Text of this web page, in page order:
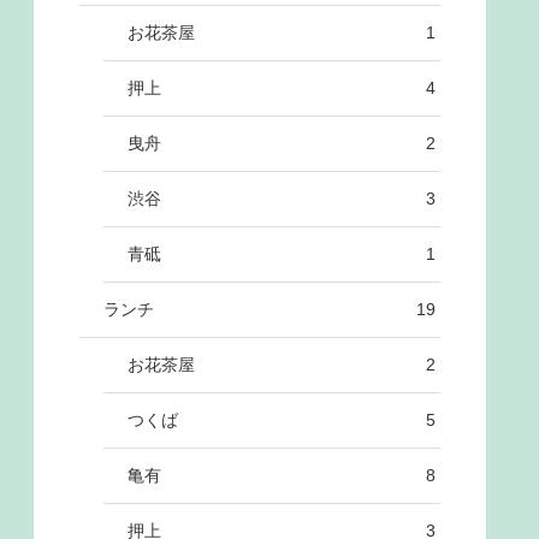
お花茶屋 1
押上 4
曳舟 2
渋谷 3
青砥 1
ランチ 19
お花茶屋 2
つくば 5
亀有 8
押上 3